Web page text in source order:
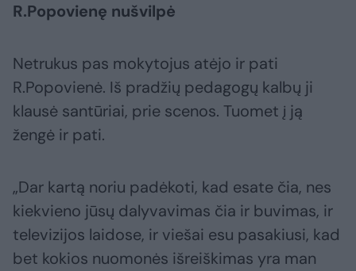
R.Popovienę nušvilpė
Netrukus pas mokytojus atėjo ir pati
R.Popovienė. Iš pradžių pedagogų kalbų ji
klausė santūriai, prie scenos. Tuomet į ją
žengė ir pati.
„Dar kartą noriu padėkoti, kad esate čia, nes
kiekvieno jūsų dalyvavimas čia ir buvimas, ir
televizijos laidose, ir viešai esu pasakiusi, kad
bet kokios nuomonės išreiškimas yra man